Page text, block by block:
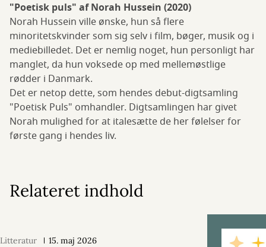
"Poetisk puls" af Norah Hussein (2020)
Norah Hussein ville ønske, hun så flere
minoritetskvinder som sig selv i film, bøger, musik og i
mediebilledet. Det er nemlig noget, hun personligt har
manglet, da hun voksede op med mellemøstlige
rødder i Danmark.
Det er netop dette, som hendes debut-digtsamling
"Poetisk Puls" omhandler. Digtsamlingen har givet
Norah mulighed for at italesætte de her følelser for
første gang i hendes liv.
Relateret indhold
Litteratur 15. maj 2026